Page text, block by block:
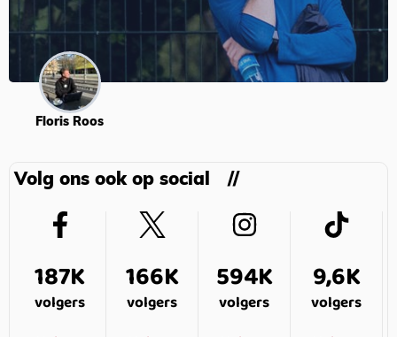
Floris Roos
Volg ons ook op social
187K
volgers
166K
volgers
594K
volgers
9,6K
volgers